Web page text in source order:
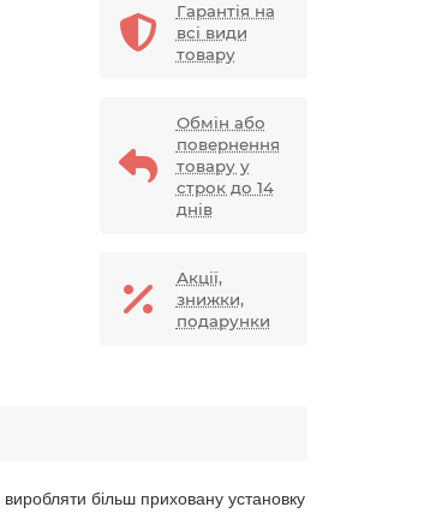
Гарантія на
всі види
товару
Обмін або
повернення
товару у
строк до 14
днів
Акції,
знижки,
подарунки
більш приховану установку